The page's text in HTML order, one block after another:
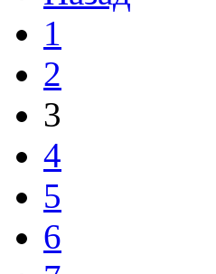
1
2
3
4
5
6